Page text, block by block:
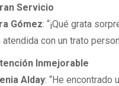
Servicio
Gómez: “¡Qué grata
atendida con un trato
Inmejorable
Alday: “He encontrado